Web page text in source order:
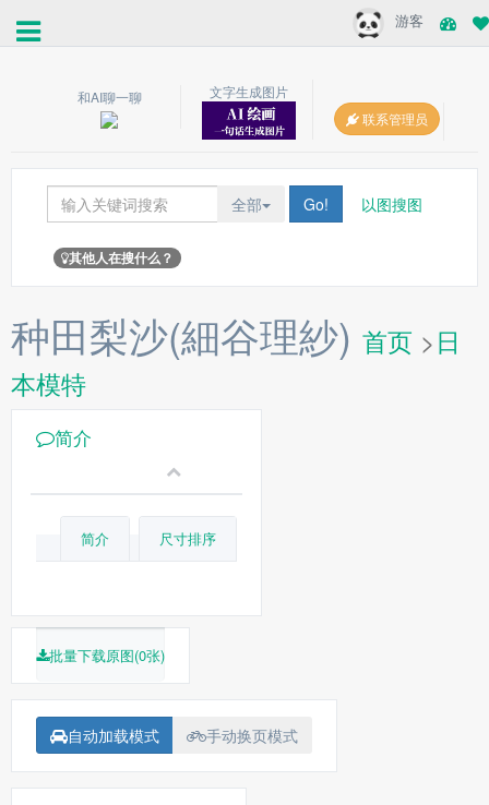
游客
和AI聊一聊
文字生成图片
联系管理员
全部 Go! 以图搜图
其他人在搜什么？
种田梨沙(細谷理紗) 首页 >日
本模特
简介
简介 尺寸排序
批量下载原图(0张)
自动加载模式 手动换页模式